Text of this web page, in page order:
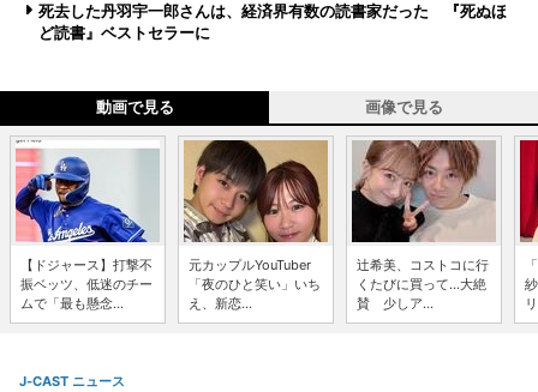
死去した丹羽宇一郎さんは、経済界有数の読書家だった 『死ぬほ
ど読書』ベストセラーに
動画で見る 画像で見る
【ドジャース】打撃不
振ベッツ、低迷のチー
ムで「最も懸念...
元カップルYouTuber
「夜のひと笑い」いち
え、新恋...
辻希美、コストコに行
くたびに買って...大絶
賛 少しア...
J-CAST ニュース